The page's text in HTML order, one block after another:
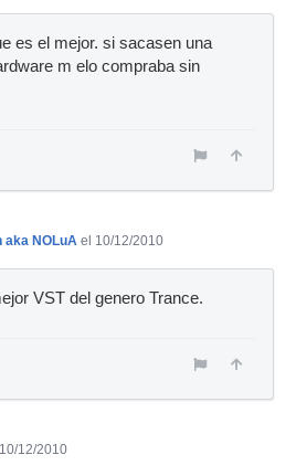
es el mejor. si sacasen una
m elo compraba sin
aka NOLuA el 10/12/2010
VST del genero Trance.
12/2010